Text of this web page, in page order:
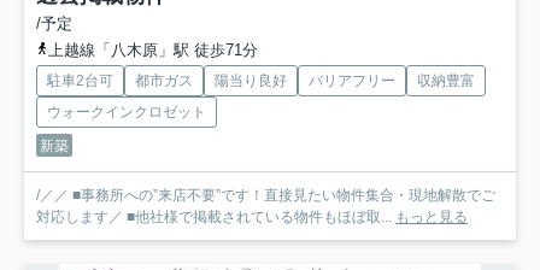
/予定
上越線「八木原」駅 徒歩71分
駐車2台可 都市ガス 陽当り良好 バリアフリー
収納豊富
ウォークインクロゼット
新築
/／／ ■事務所への”来店不要”です！直接見たい物件集合・現地解散でご
対応します／ ■他社様で掲載されている物件もほぼ取... もっと見る